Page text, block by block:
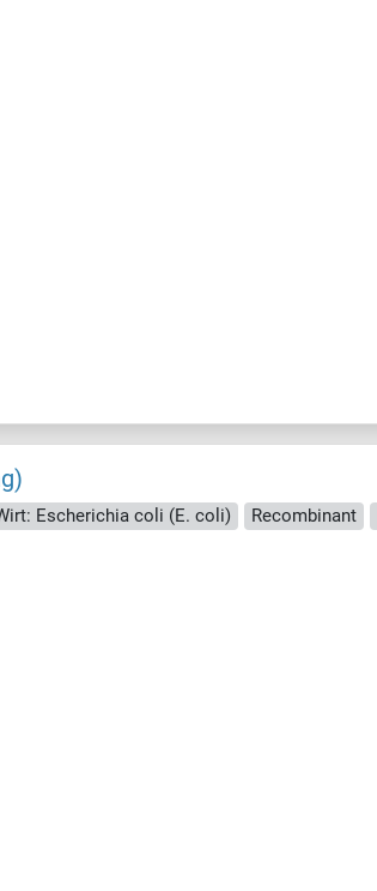
Escherichia coli (E. coli) Recombinant